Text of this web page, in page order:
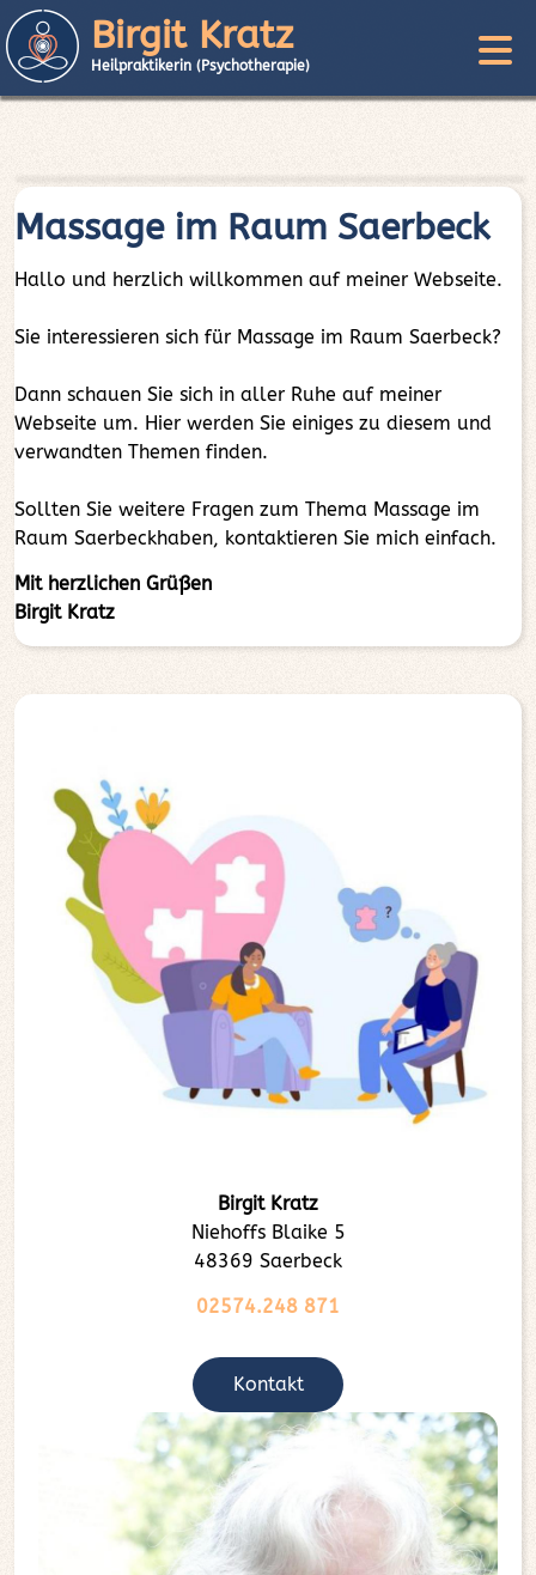
Birgit Kratz
Heilpraktikerin (Psychotherapie)
Massage im Raum Saerbeck
Hallo und herzlich willkommen auf meiner Webseite.
Sie interessieren sich für Massage im Raum Saerbeck?
Dann schauen Sie sich in aller Ruhe auf meiner
Webseite um. Hier werden Sie einiges zu diesem und
verwandten Themen finden.
Sollten Sie weitere Fragen zum Thema Massage im
Raum Saerbeckhaben, kontaktieren Sie mich einfach.
Mit herzlichen Grüßen
Birgit Kratz
Birgit Kratz
Niehoffs Blaike 5
48369 Saerbeck
02574.248 871
Kontakt